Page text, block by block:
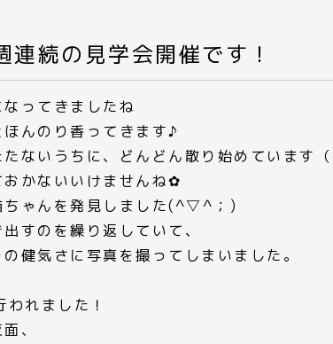
続の見学会開催です！
ってきましたね
んのり香ってきます♪
ないうちに、どんどん散り始めています（
かないいけませんね✿
ちゃんを発見しました(^▽^；)
すのを繰り返していて、
健気さに写真を撮ってしまいました。
れました！
、